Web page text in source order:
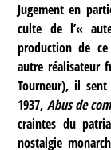
Jugement en
culte de l’«
production de ce
autre réalisateur
Tourneur), il
1937, Abus de
craintes du
nostalgie